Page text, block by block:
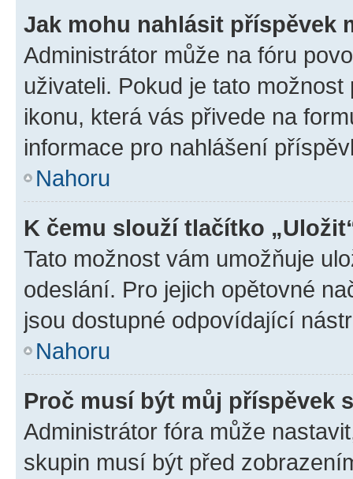
Jak mohu nahlásit příspěvek
Administrátor může na fóru
uživateli. Pokud je tato
ikonu, která vás přivede na
informace pro nahlášení
Nahoru
K čemu slouží tlačítko
Tato možnost vám umožňuje
odeslání. Pro jejich opětovné
jsou dostupné odpovídající
Nahoru
Proč musí být můj příspěvek
Administrátor fóra může
skupin musí být před